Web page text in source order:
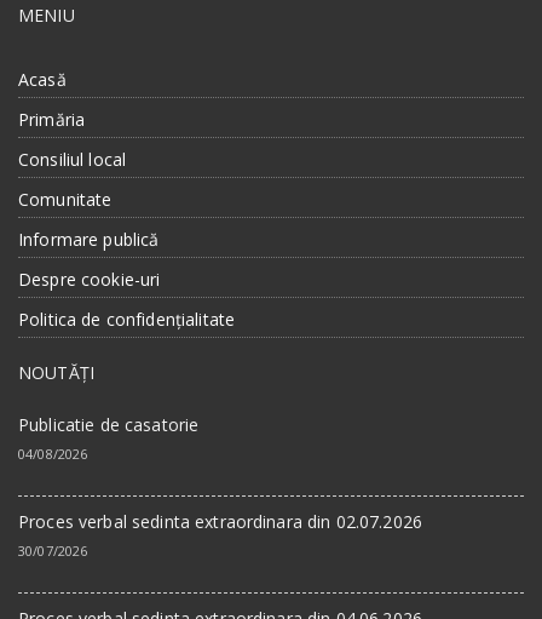
MENIU
Acasă
Primăria
Consiliul local
Comunitate
Informare publică
Despre cookie-uri
Politica de confidențialitate
NOUTĂȚI
Publicatie de casatorie
04/08/2026
Proces verbal sedinta extraordinara din 02.07.2026
30/07/2026